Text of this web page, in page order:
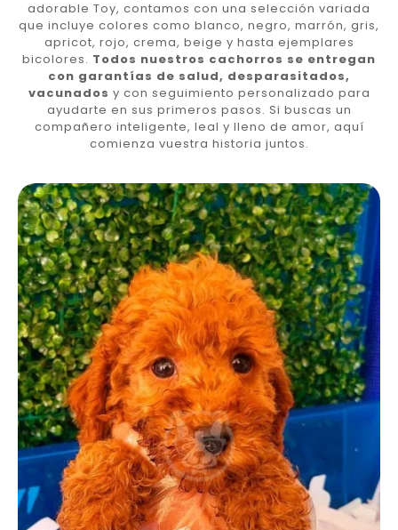
adorable Toy, contamos con una selección variada
que incluye colores como blanco, negro, marrón, gris,
apricot, rojo, crema, beige y hasta ejemplares
bicolores. Todos nuestros cachorros se entregan
con garantías de salud, desparasitados,
vacunados y con seguimiento personalizado para
ayudarte en sus primeros pasos. Si buscas un
compañero inteligente, leal y lleno de amor, aquí
comienza vuestra historia juntos.